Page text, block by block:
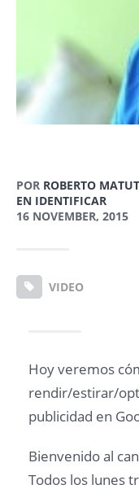
POR ROBERTO
EN IDENTIFICAR
16 NOVEMBER, 2015
VIDEO
Hoy veremos
rendir/estirar/
publicidad en
Bienvenido al
Todos los lunes